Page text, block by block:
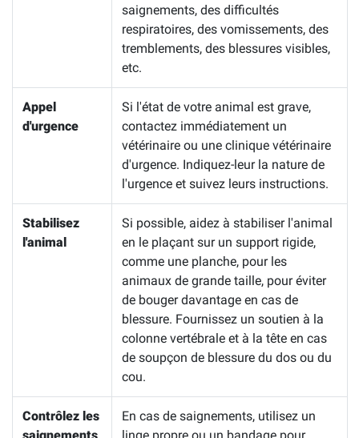
saignements, des difficultés
respiratoires, des vomissements, des
tremblements, des blessures visibles,
etc.
Appel
d'urgence
Si l'état de votre animal est grave,
contactez immédiatement un
vétérinaire ou une clinique vétérinaire
d'urgence. Indiquez-leur la nature de
l'urgence et suivez leurs instructions.
Stabilisez
l'animal
Si possible, aidez à stabiliser l'animal
en le plaçant sur un support rigide,
comme une planche, pour les
animaux de grande taille, pour éviter
de bouger davantage en cas de
blessure. Fournissez un soutien à la
colonne vertébrale et à la tête en cas
de soupçon de blessure du dos ou du
cou.
Contrôlez les
En cas de saignements, utilisez un